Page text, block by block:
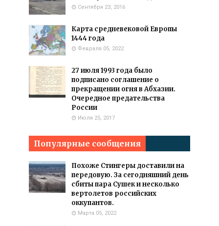
Сентября 23, 2016
Карта средневековой Европы
1444 года
Февраля 05, 2022
27 июля 1993 года было
подписано соглашение о
прекращении огня в Абхазии.
Очередное предательства
России
Июля 25, 2017
Популярные сообщения
Похоже Стингеры доставили на
передовую. За сегодняшний день
сбиты пара Сушек и несколько
вертолетов российских
оккупантов.
Марта 05, 2022